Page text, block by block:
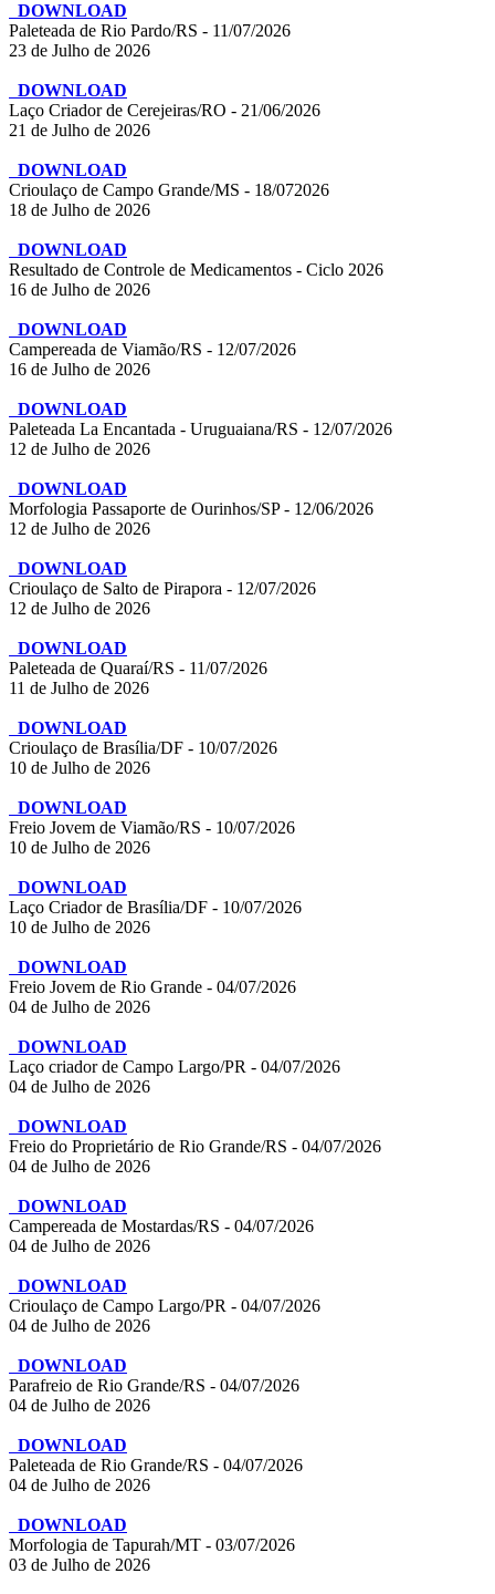
DOWNLOAD
Paleteada de Rio Pardo/RS - 11/07/2026
23 de Julho de 2026
DOWNLOAD
Laço Criador de Cerejeiras/RO - 21/06/2026
21 de Julho de 2026
DOWNLOAD
Crioulaço de Campo Grande/MS - 18/072026
18 de Julho de 2026
DOWNLOAD
Resultado de Controle de Medicamentos - Ciclo 2026
16 de Julho de 2026
DOWNLOAD
Campereada de Viamão/RS - 12/07/2026
16 de Julho de 2026
DOWNLOAD
Paleteada La Encantada - Uruguaiana/RS - 12/07/2026
12 de Julho de 2026
DOWNLOAD
Morfologia Passaporte de Ourinhos/SP - 12/06/2026
12 de Julho de 2026
DOWNLOAD
Crioulaço de Salto de Pirapora - 12/07/2026
12 de Julho de 2026
DOWNLOAD
Paleteada de Quaraí/RS - 11/07/2026
11 de Julho de 2026
DOWNLOAD
Crioulaço de Brasília/DF - 10/07/2026
10 de Julho de 2026
DOWNLOAD
Freio Jovem de Viamão/RS - 10/07/2026
10 de Julho de 2026
DOWNLOAD
Laço Criador de Brasília/DF - 10/07/2026
10 de Julho de 2026
DOWNLOAD
Freio Jovem de Rio Grande - 04/07/2026
04 de Julho de 2026
DOWNLOAD
Laço criador de Campo Largo/PR - 04/07/2026
04 de Julho de 2026
DOWNLOAD
Freio do Proprietário de Rio Grande/RS - 04/07/2026
04 de Julho de 2026
DOWNLOAD
Campereada de Mostardas/RS - 04/07/2026
04 de Julho de 2026
DOWNLOAD
Crioulaço de Campo Largo/PR - 04/07/2026
04 de Julho de 2026
DOWNLOAD
Parafreio de Rio Grande/RS - 04/07/2026
04 de Julho de 2026
DOWNLOAD
Paleteada de Rio Grande/RS - 04/07/2026
04 de Julho de 2026
DOWNLOAD
Morfologia de Tapurah/MT - 03/07/2026
03 de Julho de 2026